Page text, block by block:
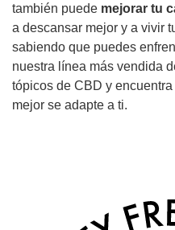
también puede mejorar tu
a descansar mejor y a vivir
sabiendo que puedes
nuestra línea más vendida
tópicos de CBD y
mejor se adapte a ti.